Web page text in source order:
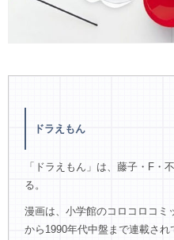
ドラえもん
「ドラえもん」は、藤子・F・
る。
漫画は、小学館のコロコロコミ
から1990年代中盤まで連載され